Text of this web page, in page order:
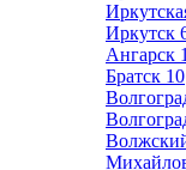
Иркутск
Ангарск
Братск 10